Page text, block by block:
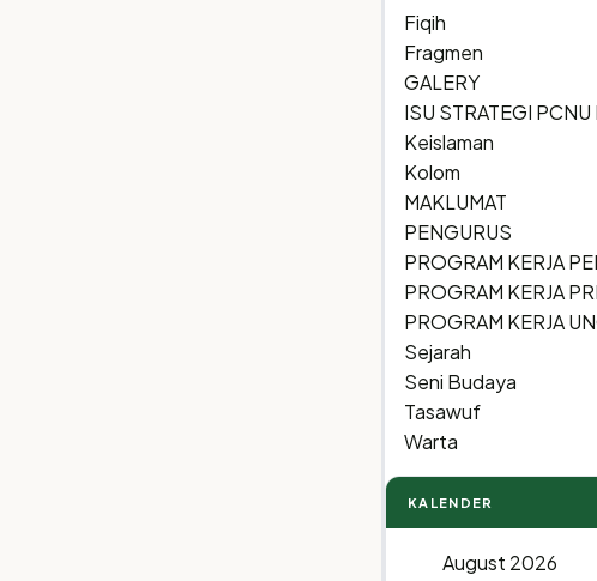
Fiqih
Fragmen
GALERY
ISU STRATEGI
Keislaman
Kolom
MAKLUMAT
PENGURUS
PROGRAM KERJA
PROGRAM KERJA
PROGRAM KERJA
Sejarah
Seni Budaya
Tasawuf
Warta
KALENDER
August 2026